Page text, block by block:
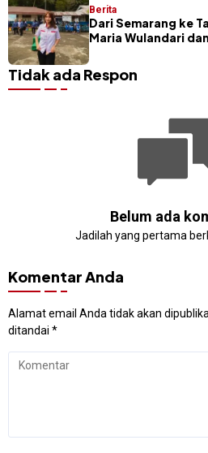
Berita
Dari Semarang ke
Maria Wulandari
Tidak ada Respon
Belum ada
Jadilah yang pertama
Komentar Anda
Alamat email Anda tidak akan
ditandai *